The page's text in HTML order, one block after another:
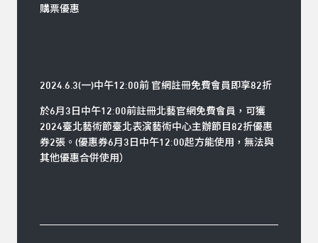
購票優惠
2024.6.3(一)中午12:00前 官網註冊免費會員即享82折
於6月3日中午12:00前註冊北藝官網免費會員，可獲
2024臺北藝術節臺北表演藝術中心主辦節目82折優惠
券2張。(優惠券6月3日中午12:00起方能使用，無法與
其他優惠合併使用）